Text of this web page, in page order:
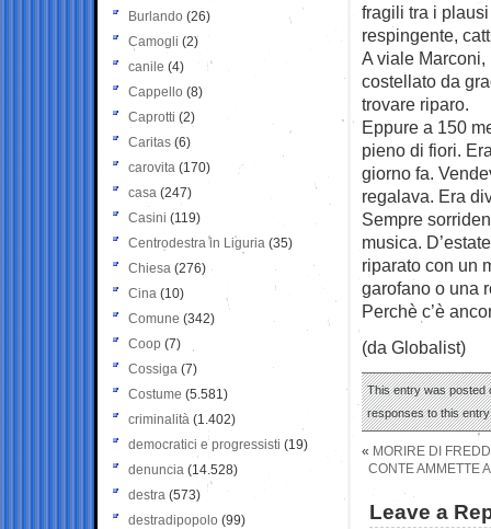
fragili tra i
respingente,
A viale Marconi,
costellato da
trovare riparo.
Eppure a 150
pieno di fiori.
giorno fa.
regalava. Era
Sempre
musica.
riparato con un
garofano o una
Perchè c’è
(da Globalist)
This entry was posted
responses to this
« MORIRE DI
CONTE AMMETTE
Leave a
Burlando (26)
Camogli (2)
canile (4)
Cappello (8)
Caprotti (2)
Caritas (6)
carovita (170)
casa (247)
Casini (119)
Centrodestra in Liguria (35)
Chiesa (276)
Cina (10)
Comune (342)
Coop (7)
Cossiga (7)
Costume (5.581)
criminalità (1.402)
democratici e progressisti (19)
denuncia (14.528)
destra (573)
destradipopolo (99)